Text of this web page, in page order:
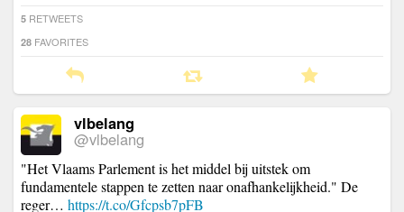
5 RETWEETS
28 FAVORITES
vlbelang
@vlbelang
"Het Vlaams Parlement is het middel bij uitstek om
fundamentele stappen te zetten naar onafhankelijkheid." De
reger… https://t.co/Gfcpsb7pFB